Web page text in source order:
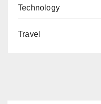
Technology
Travel